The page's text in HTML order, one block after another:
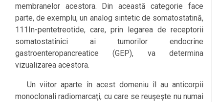
membranelor acestora. Din această categorie face
parte, de exemplu, un analog sintetic de somatostatină,
111In-pentetreotide, care, prin legarea de receptorii
somatostatinici ai tumorilor endocrine
gastroenteropancreatice (GEP), va determina
vizualizarea acestora.
Un viitor aparte în acest domeniu îl au anticorpii
monoclonali radiomarcaţi, cu care se reuşeşte nu numai